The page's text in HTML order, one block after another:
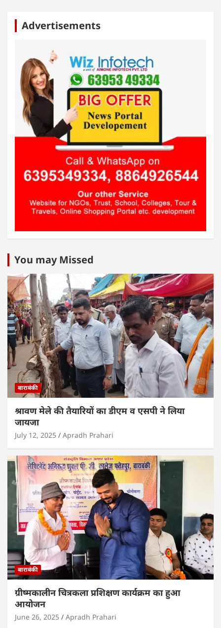
Advertisements
You may Missed
बाराबंकी
श्रावण मेले की तैयारियों का डीएम व एसपी ने लिया
जायजा
July 12, 2025 Apradh Prahari
बाराबंकी
ग्रीष्मकालीन चित्रकला प्रशिक्षण कार्यक्रम का हुआ
आयोजन
June 26, 2025 Apradh Prahari